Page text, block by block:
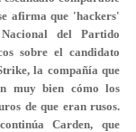
afirma que 'hackers'
del Partido
sobre el candidato
la compañía que
muy bien cómo los
de que eran rusos.
Carden, que